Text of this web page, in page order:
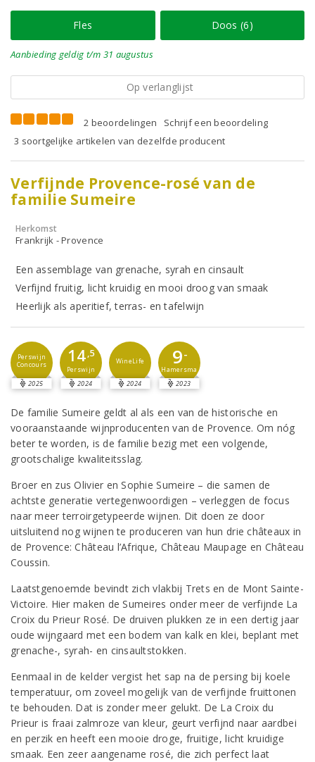
Fles Doos (6)
Aanbieding geldig t/m 31 augustus
Op verlanglijst
2 beoordelingen
Schrijf een beoordeling
3 soortgelijke artikelen van dezelfde producent
Verfijnde Provence-rosé van de
familie Sumeire
Herkomst
Frankrijk - Provence
Een assemblage van grenache, syrah en cinsault
Verfijnd fruitig, licht kruidig en mooi droog van smaak
Heerlijk als aperitief, terras- en tafelwijn
Perswijn
Concours
2025
14,5
Perswijn
2024
WineLife
2024
9-
Hamersma
2023
De familie Sumeire geldt al als een van de historische en
vooraanstaande wijnproducenten van de Provence. Om nóg
beter te worden, is de familie bezig met een volgende,
grootschalige kwaliteitsslag.
Broer en zus Olivier en Sophie Sumeire – die samen de
achtste generatie vertegenwoordigen – verleggen de focus
naar meer terroirgetypeerde wijnen. Dit doen ze door
uitsluitend nog wijnen te produceren van hun drie châteaux in
de Provence: Château l’Afrique, Château Maupage en Château
Coussin.
Laatstgenoemde bevindt zich vlakbij Trets en de Mont Sainte-
Victoire. Hier maken de Sumeires onder meer de verfijnde La
Croix du Prieur Rosé. De druiven plukken ze in een dertig jaar
oude wijngaard met een bodem van kalk en klei, beplant met
grenache-, syrah- en cinsaultstokken.
Eenmaal in de kelder vergist het sap na de persing bij koele
temperatuur, om zoveel mogelijk van de verfijnde fruittonen
te behouden. Dat is zonder meer gelukt. De La Croix du
Prieur is fraai zalmroze van kleur, geurt verfijnd naar aardbei
en perzik en heeft een mooie droge, fruitige, licht kruidige
smaak. Een zeer aangename rosé, die zich perfect laat